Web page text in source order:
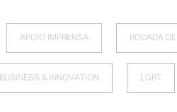
APOIO IMPRENSA RODADA
BUSINESS & INNOVATION LGBT